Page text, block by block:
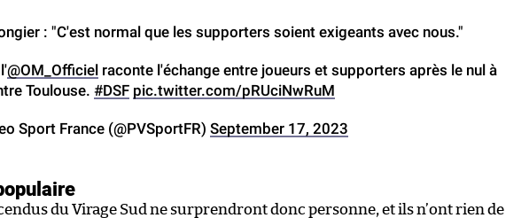
: "C'est normal que les supporters soient exigeants avec nous."
@OM_Officiel raconte l'échange entre joueurs et supporters après le nul à
Toulouse. #DSF pic.twitter.com/pRUciNwRuM
Sport France (@PVSportFR) September 17, 2023
du Virage Sud ne surprendront donc personne, et ils n’ont rien de